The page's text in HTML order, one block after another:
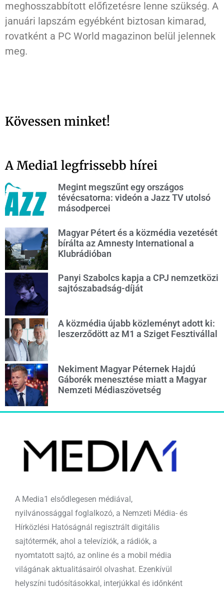
meghosszabbított előfizetésre lenne szükség. A
januári lapszám egyébként biztosan kimarad,
rovatként a PC World magazinon belül jelennek
meg.
Kövessen minket!
A Media1 legfrissebb hírei
Megint megszűnt egy országos
tévécsatorna: videón a Jazz TV utolsó
másodpercei
Magyar Pétert és a közmédia vezetését
bírálta az Amnesty International a
Klubrádióban
Panyi Szabolcs kapja a CPJ nemzetközi
sajtószabadság-díját
A közmédia újabb közleményt adott ki:
leszerződött az M1 a Sziget Fesztivállal
Nekiment Magyar Péternek Hajdú
Gáborék menesztése miatt a Magyar
Nemzeti Médiaszövetség
A Media1 elsődlegesen médiával,
nyilvánossággal foglalkozó, a Nemzeti Média- és
Hírközlési Hatóságnál regisztrált digitális
sajtótermék, ahol a televíziók, a rádiók, a
nyomtatott sajtó, az online és a mobil média
világának aktualitásairól olvashat. Ezenkívül
helyszíni tudósításokkal, interjúkkal és időnként